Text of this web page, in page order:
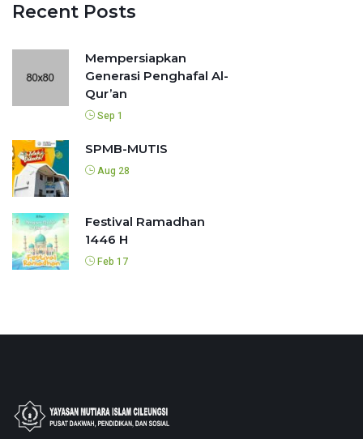
Recent Posts
Mempersiapkan
Generasi Penghafal Al-
Qur’an
Sep 1
SPMB-MUTIS
Aug 28
Festival Ramadhan
1446 H
Feb 17